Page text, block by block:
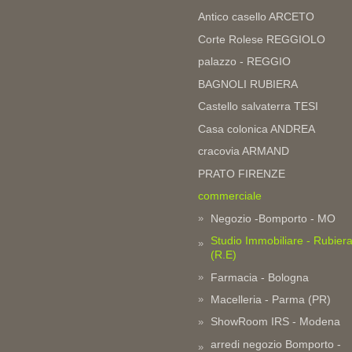
Antico casello ARCETO
Corte Rolese REGGIOLO
palazzo - REGGIO
BAGNOLI RUBIERA
Castello salvaterra TESI
Casa colonica ANDREA
cracovia ARMAND
PRATO FIRENZE
commerciale
Negozio -Bomporto - MO
Studio Immobiliare - Rubiera
(R.E)
Farmacia - Bologna
Macelleria - Parma (PR)
ShowRoom IRS - Modena
arredi negozio Bomporto -